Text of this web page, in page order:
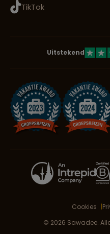
TikTok
Uitstekend
Cookies
© 2026 Sawadee.